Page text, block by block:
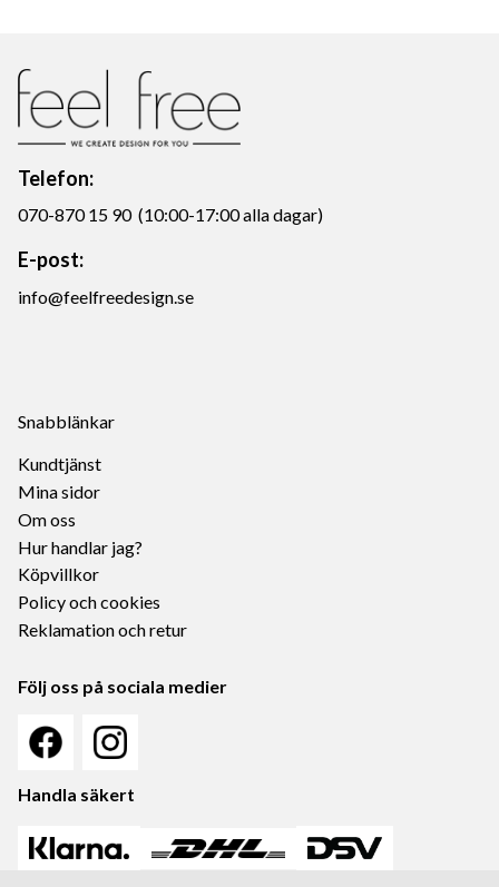
Telefon:
070-870 15 90 (10:00-17:00 alla dagar)
E-post:
info@feelfreedesign.se
Snabblänkar
Kundtjänst
Mina sidor
Om oss
Hur handlar jag?
Köpvillkor
Policy och cookies
Reklamation och retur
Följ oss på sociala medier
Handla säkert